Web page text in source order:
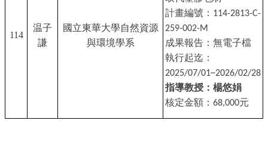
114
温子
謙
國立東華大學自然資源
與環境學系
計畫編號：114-2813-C-
259-002-M
成果報告：無電子檔
執行起迄：
2025/07/01~2026/02/28
指導教授：楊悠娟
核定金額：68,000元